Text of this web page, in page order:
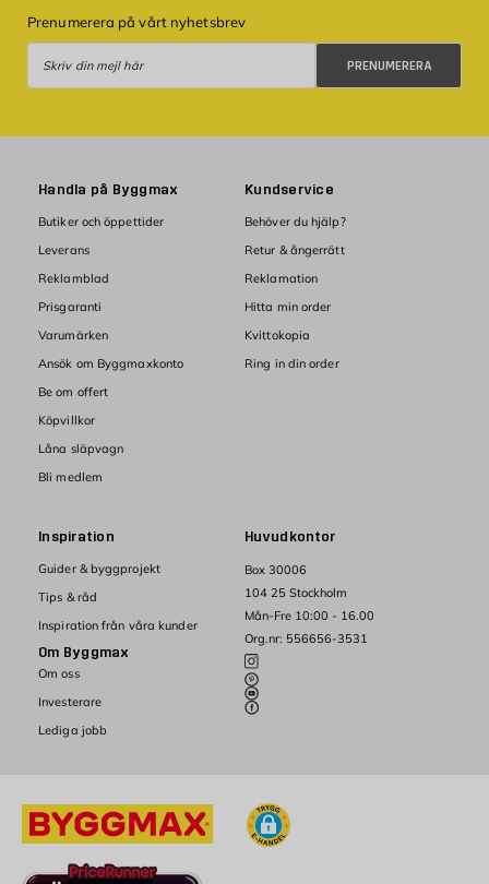
Prenumerera på vårt nyhetsbrev
PRENUMERERA
Huvudkontor
Box 30006
104 25 Stockholm
Mån-Fre 10:00 - 16.00
Org.nr: 556656-3531
Handla på Byggmax
Butiker och öppettider
Leverans
Reklamblad
Prisgaranti
Varumärken
Ansök om Byggmaxkonto
Be om offert
Köpvillkor
Låna släpvagn
Bli medlem
Kundservice
Behöver du hjälp?
Retur & ångerrätt
Reklamation
Hitta min order
Kvittokopia
Ring in din order
Inspiration
Guider & byggprojekt
Tips & råd
Inspiration från våra kunder
Om Byggmax
Om oss
Investerare
Lediga jobb